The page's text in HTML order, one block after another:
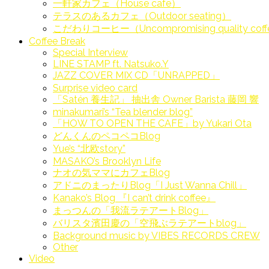
一軒家カフェ（House cafe）
テラスのあるカフェ（Outdoor seating）
こだわりコーヒー（Uncompromising quality
Coffee Break
Special Interview
LINE STAMP ft. Natsuko.Y
JAZZ COVER MIX CD「UNRAPPED」
Surprise video card
「Satén 養生記」 抽出舎 Owner Barista 藤岡 響
minakumari’s “Tea blender blog”
「HOW TO OPEN THE CAFE」by Yukari Ota
どんくんのペコペコBlog
Yue’s “北欧story”
MASAKO’s Brooklyn Life
ナオの気ママにカフェBlog
アドニのまったりBlog「I Just Wanna Chill」
Kanako’s Blog 『I can’t drink coffee』
まっつんの「我流ラテアートBlog」
バリスタ濱田慶の「空飛ぶラテアートblog」
Background music by VIBES RECORDS CREW
Other
Video